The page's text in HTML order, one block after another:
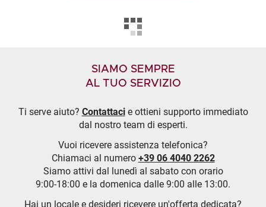
SIAMO SEMPRE
AL TUO SERVIZIO
Ti serve aiuto? Contattacie ottieni supporto immediato
dal nostro team di esperti.
Vuoi ricevere assistenza telefonica?
Chiamaci al numero +39 06 4040 2262
Siamo attivi dal lunedì al sabato con orario
9:00-18:00 e la domenica dalle 9:00 alle 13:00.
Hai un locale e desideri ricevere un'offerta dedicata?